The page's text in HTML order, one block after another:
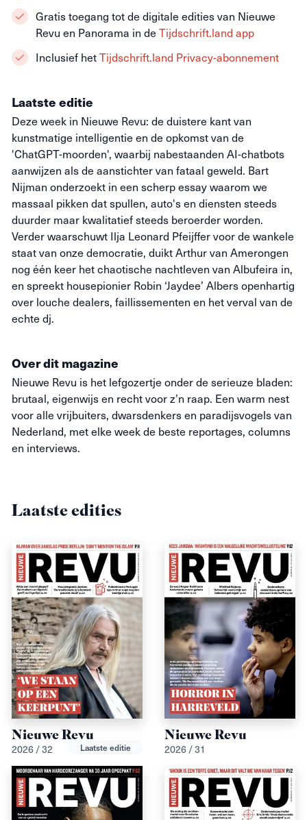
Laatste editie
Deze week in Nieuwe Revu: de duistere kant van
kunstmatige intelligentie en de opkomst van de
'ChatGPT-moorden', waarbij nabestaanden AI-chatbots
aanwijzen als de aanstichter van fataal geweld. Bart
Nijman onderzoekt in een scherp essay waarom we
massaal pikken dat spullen, auto's en diensten steeds
duurder maar kwalitatief steeds beroerder worden.
Verder waarschuwt Ilja Leonard Pfeijffer voor de wankele
staat van onze democratie, duikt Arthur van Amerongen
nog één keer het chaotische nachtleven van Albufeira in,
en spreekt housepionier Robin ‘Jaydee’ Albers openhartig
over louche dealers, faillissementen en het verval van de
echte dj.
Over dit magazine
Nieuwe Revu is het lefgozertje onder de serieuze bladen:
brutaal, eigenwijs en recht voor z’n raap. Een warm nest
voor alle vrijbuiters, dwarsdenkers en paradijsvogels van
Nederland, met elke week de beste reportages, columns
en interviews.
Gratis toegang tot de digitale edities van Nieuwe
Revu en Panorama in de Tijdschrift.land app
Inclusief hetTijdschrift.land Privacy-abonnement
Laatste edities
Nieuwe Revu
2026 / 32 Laatste editie
Nieuwe Revu
2026 / 31